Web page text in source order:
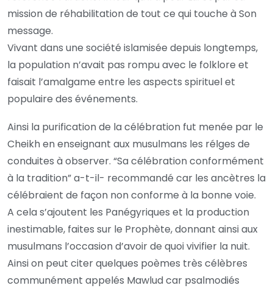
mission de réhabilitation de tout ce qui touche à Son
message.
Vivant dans une société islamisée depuis longtemps,
la population n’avait pas rompu avec le folklore et
faisait l’amalgame entre les aspects spirituel et
populaire des événements.
Ainsi la purification de la célébration fut menée par le
Cheikh en enseignant aux musulmans les rélges de
conduites à observer. “Sa célébration conformément
à la tradition” a-t-il- recommandé car les ancètres la
célébraient de façon non conforme à la bonne voie.
A cela s’ajoutent les Panégyriques et la production
inestimable, faites sur le Prophète, donnant ainsi aux
musulmans l’occasion d’avoir de quoi vivifier la nuit.
Ainsi on peut citer quelques poèmes très célèbres
communément appelés Mawlud car psalmodiés